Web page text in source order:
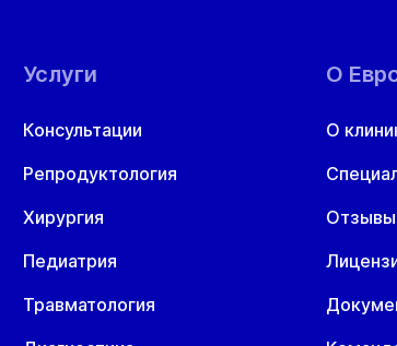
Услуги
Консультации
Репродуктология
Хирургия
Педиатрия
Травматология
О
О
Отзывы